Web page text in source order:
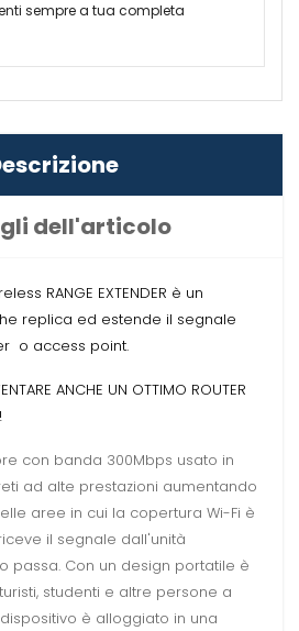
sempre a tua completa
dell'articolo
RANGE EXTENDER è un
replica ed estende il segnale
o access point.
ANCHE UN OTTIMO ROUTER
con banda 300Mbps usato in
ad alte prestazioni aumentando
aree in cui la copertura Wi-Fi è
il segnale dall'unità
passa. Con un design portatile è
studenti e altre persone a
è alloggiato in una